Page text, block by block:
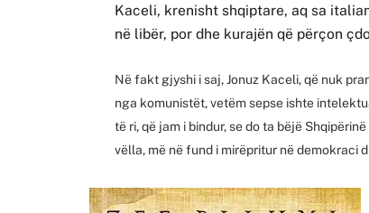
Kaceli, krenisht shqiptare, aq sa
në libër, por dhe kurajën që përçon
Në fakt gjyshi i saj, Jonuz Kaceli, që nuk
nga komunistët, vetëm sepse ishte
të ri, që jam i bindur, se do ta bëjë
vëlla, më në fund i mirëpritur në demokraci